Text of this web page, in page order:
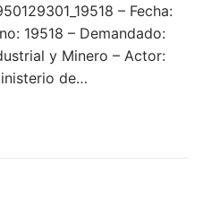
– Fecha:
19518 – Demandado:
y Minero – Actor:
de…